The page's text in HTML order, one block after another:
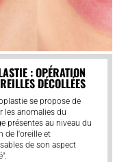
: OPÉRATION
DÉCOLLÉES
se propose de
les anomalies du
présentes au niveau du
de l'oreille et
de son aspect